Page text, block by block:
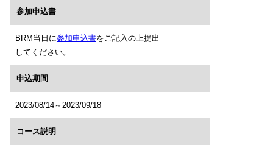
参加申込書
BRM当日に参加申込書をご記入の上提出
してください。
申込期間
2023/08/14～2023/09/18
コース説明